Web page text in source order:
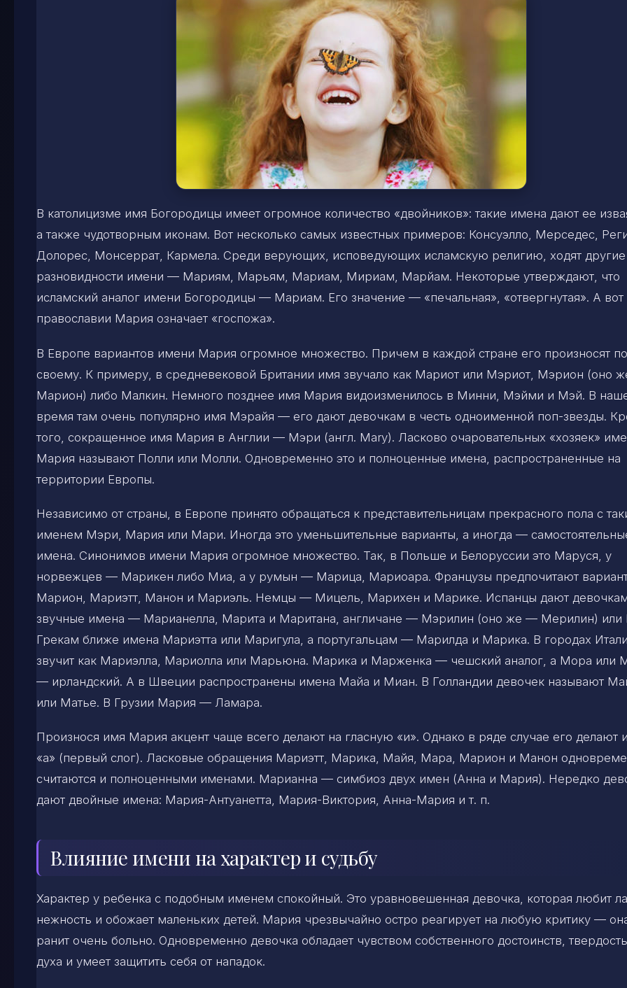
В католицизме имя Богородицы имеет огромное количество «двойников»: такие имена дают ее
а также чудотворным иконам. Вот несколько самых известных примеров: Консуэлло, Мерседес,
Долорес, Монсеррат, Кармела. Среди верующих, исповедующих исламскую религию, ходят другие
разновидности имени — Мариям, Марьям, Мариам, Мириам, Марйам. Некоторые утверждают, что
исламский аналог имени Богородицы — Мариам. Его значение — «печальная», «отвергнутая». А вот
православии Мария означает «госпожа».
В Европе вариантов имени Мария огромное множество. Причем в каждой стране его произносят
своему. К примеру, в средневековой Британии имя звучало как Мариот или Мэриот, Мэрион (оно
Марион) либо Малкин. Немного позднее имя Мария видоизменилось в Минни, Мэйми и Мэй. В
время там очень популярно имя Мэрайя — его дают девочкам в честь одноименной поп-звезды.
того, сокращенное имя Мария в Англии — Мэри (англ. Mary). Ласково очаровательных «хозяек»
Мария называют Полли или Молли. Одновременно это и полноценные имена, распространенные на
территории Европы.
Независимо от страны, в Европе принято обращаться к представительницам прекрасного пола с
именем Мэри, Мария или Мари. Иногда это уменьшительные варианты, а иногда —
имена. Синонимов имени Мария огромное множество. Так, в Польше и Белоруссии это Маруся, у
норвежцев — Марикен либо Миа, а у румын — Марица, Мариоара. Французы предпочитают
Марион, Мариэтт, Манон и Мариэль. Немцы — Мицель, Марихен и Марике. Испанцы дают
звучные имена — Марианелла, Марита и Маритана, англичане — Мэрилин (оно же — Мерилин) или
Грекам ближе имена Мариэтта или Маригула, а португальцам — Марилда и Марика. В городах
звучит как Мариэлла, Мариолла или Марьюна. Марика и Марженка — чешский аналог, а Мора или
— ирландский. А в Швеции распространены имена Майа и Миан. В Голландии девочек называют
или Матье. В Грузии Мария — Ламара.
Произнося имя Мария акцент чаще всего делают на гласную «и». Однако в ряде случае его делают
«а» (первый слог). Ласковые обращения Мариэтт, Марика, Майя, Мара, Марион и Манон
считаются и полноценными именами. Марианна — симбиоз двух имен (Анна и Мария). Нередко
дают двойные имена: Мария-Антуанетта, Мария-Виктория, Анна-Мария и т. п.
Влияние имени на характер и судьбу
Характер у ребенка с подобным именем спокойный. Это уравновешенная девочка, которая любит
нежность и обожает маленьких детей. Мария чрезвычайно остро реагирует на любую критику —
ранит очень больно. Одновременно девочка обладает чувством собственного достоинств,
духа и умеет защитить себя от нападок.